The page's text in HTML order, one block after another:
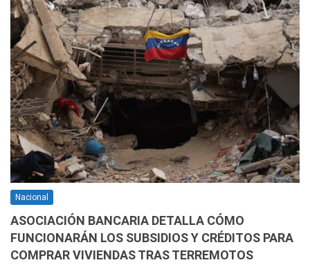
Nacional
ASOCIACIÓN BANCARIA DETALLA CÓMO
FUNCIONARÁN LOS SUBSIDIOS Y CRÉDITOS PARA
COMPRAR VIVIENDAS TRAS TERREMOTOS